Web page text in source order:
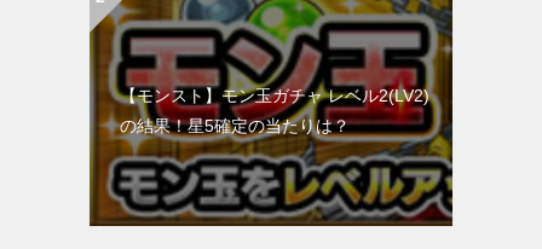
【モンスト】モン玉ガチャ レベル2(LV2)
の結果！星5確定の当たりは？